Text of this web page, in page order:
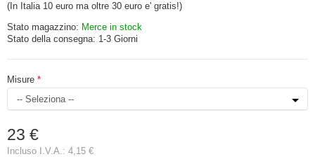
(In Italia 10 euro ma oltre 30 euro e' gratis!)
Stato magazzino: Merce in stock
Stato della consegna: 1-3 Giorni
Misure
23 €
Incluso I.V.A.: 4,15 €